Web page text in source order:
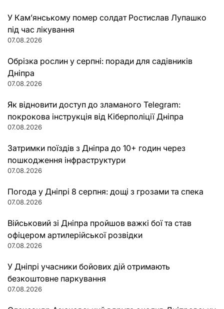
У Кам’янському помер солдат Ростислав Лупашко
під час лікування
07.08.2026
Обрізка рослин у серпні: поради для садівників
Дніпра
07.08.2026
Як відновити доступ до зламаного Telegram:
покрокова інструкція від Кіберполіції Дніпра
07.08.2026
Затримки поїздів з Дніпра до 10+ годин через
пошкодження інфраструктури
07.08.2026
Погода у Дніпрі 8 серпня: дощі з грозами та спека
07.08.2026
Військовий зі Дніпра пройшов важкі бої та став
офіцером артилерійської розвідки
07.08.2026
У Дніпрі учасники бойових дій отримають
безкоштовне паркування
07.08.2026